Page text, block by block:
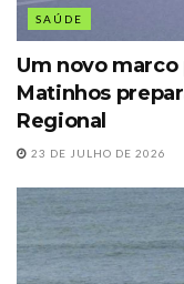
SAÚDE
Um novo
Matinhos
Regional
23 DE JULHO DE 2026